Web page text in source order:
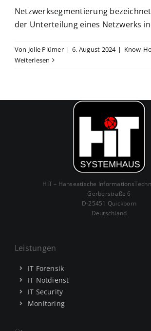
Netzwerksegmentierung
der Unterteilung eines Netzwerks
Von Jolie Plümer | 6. August 2024 | Know-
Weiterlesen
HIT – Hanseatische
Gerberstraße 6
D-25451 Quickborn
Deutschland
Leistungen
IT Forensik
IT Notdienst
IT Security
Monitoring